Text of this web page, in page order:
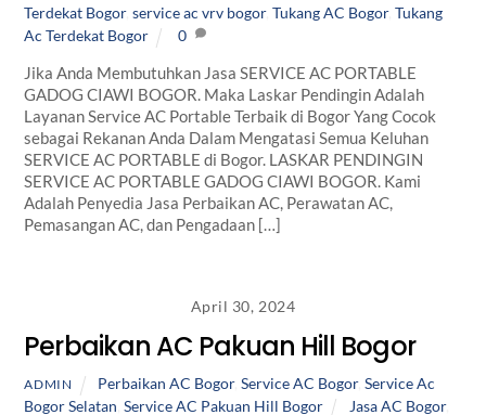
Terdekat Bogor,service ac vrv bogor,Tukang AC Bogor,Tukang
Ac Terdekat Bogor
0
Jika Anda Membutuhkan Jasa SERVICE AC PORTABLE
GADOG CIAWI BOGOR. Maka Laskar Pendingin Adalah
Layanan Service AC Portable Terbaik di Bogor Yang Cocok
sebagai Rekanan Anda Dalam Mengatasi Semua Keluhan
SERVICE AC PORTABLE di Bogor. LASKAR PENDINGIN
SERVICE AC PORTABLE GADOG CIAWI BOGOR. Kami
Adalah Penyedia Jasa Perbaikan AC, Perawatan AC,
Pemasangan AC, dan Pengadaan […]
April 30, 2024
Perbaikan AC Pakuan Hill Bogor
ADMIN Perbaikan AC Bogor, Service AC Bogor, Service Ac
Bogor Selatan ,Service AC Pakuan Hill Bogor Jasa AC Bogor,